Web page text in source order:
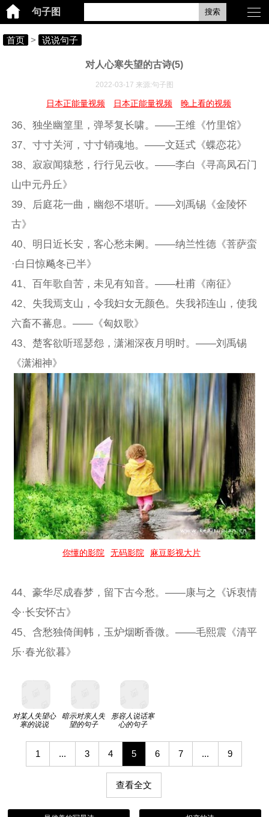
句子图 搜索
首页 > 说说句子
对人心寒失望的古诗(5)
2022-03-17 来源:句子图
日本正能量视频 日本正能量视频 晚上看的视频
36、独坐幽篁里，弹琴复长啸。——王维《竹里馆》
37、寸寸关河，寸寸销魂地。——文廷式《蝶恋花》
38、寂寂闻猿愁，行行见云收。——李白《寻高凤石门
山中元丹丘》
39、后庭花一曲，幽怨不堪听。——刘禹锡《金陵怀
古》
40、明日近长安，客心愁未阑。——纳兰性德《菩萨蛮
·白日惊飚冬已半》
41、百年歌自苦，未见有知音。——杜甫《南征》
42、失我焉支山，令我妇女无颜色。失我祁连山，使我
六畜不蕃息。——《匈奴歌》
43、楚客欲听瑶瑟怨，潇湘深夜月明时。——刘禹锡
《潇湘神》
你懂的影院 无码影院 麻豆影视大片
44、豪华尽成春梦，留下古今愁。——康与之《诉衷情
令·长安怀古》
45、含愁独倚闺帏，玉炉烟断香微。——毛熙震《清平
乐·春光欲暮》
对某人失望心
寒的说说
暗示对亲人失
望的句子
形容人说话寒
心的句子
1 ... 3 4 5 6 7 ... 9
查看全文